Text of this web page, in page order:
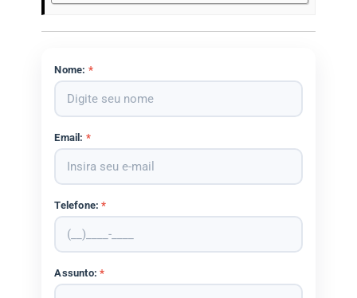
Nome: *
Email: *
Telefone:*
Assunto:*